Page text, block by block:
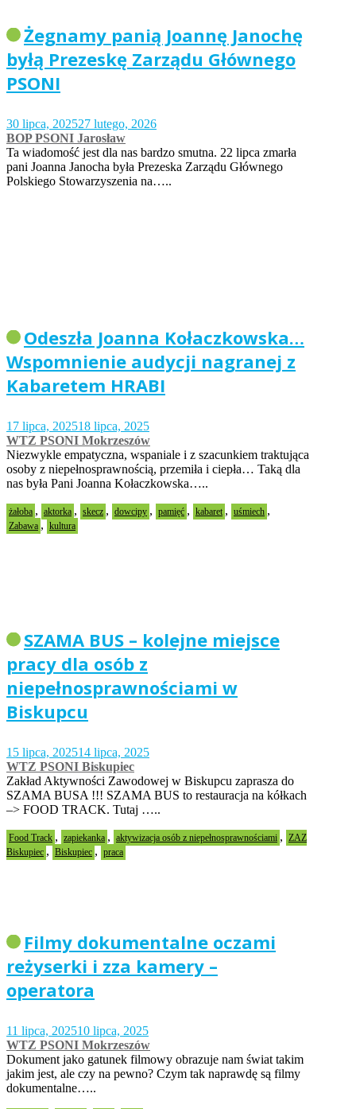
Żegnamy panią Joannę Janochę
byłą Prezeskę Zarządu Głównego
PSONI
30 lipca, 202527 lutego, 2026
BOP PSONI Jarosław
Ta wiadomość jest dla nas bardzo smutna. 22 lipca zmarła
pani Joanna Janocha była Prezeska Zarządu Głównego
Polskiego Stowarzyszenia na…..
Odeszła Joanna Kołaczkowska…
Wspomnienie audycji nagranej z
Kabaretem HRABI
17 lipca, 202518 lipca, 2025
WTZ PSONI Mokrzeszów
Niezwykle empatyczna, wspaniale i z szacunkiem traktująca
osoby z niepełnosprawnością, przemiła i ciepła… Taką dla
nas była Pani Joanna Kołaczkowska…..
żałoba , aktorka , skecz , dowcipy , pamięć , kabaret , uśmiech ,
Zabawa , kultura
SZAMA BUS – kolejne miejsce
pracy dla osób z
niepełnosprawnościami w
Biskupcu
15 lipca, 202514 lipca, 2025
WTZ PSONI Biskupiec
Zakład Aktywności Zawodowej w Biskupcu zaprasza do
SZAMA BUSA !!! SZAMA BUS to restauracja na kółkach
–> FOOD TRACK. Tutaj …..
Food Track , zapiekanka , aktywizacja osób z niepełnosprawnościami ,
ZAZ
Biskupiec , Biskupiec , praca
Filmy dokumentalne oczami
reżyserki i zza kamery –
operatora
11 lipca, 202510 lipca, 2025
WTZ PSONI Mokrzeszów
Dokument jako gatunek filmowy obrazuje nam świat takim
jakim jest, ale czy na pewno? Czym tak naprawdę są filmy
dokumentalne…..